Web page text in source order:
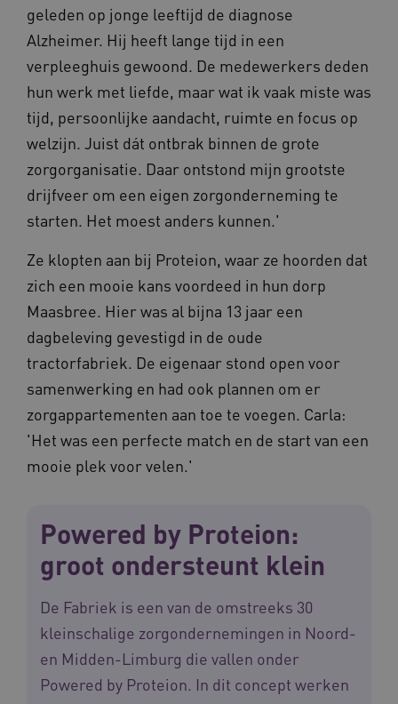
geleden op jonge leeftijd de diagnose
Alzheimer. Hij heeft lange tijd in een
verpleeghuis gewoond. De medewerkers deden
hun werk met liefde, maar wat ik vaak miste was
tijd, persoonlijke aandacht, ruimte en focus op
welzijn. Juist dát ontbrak binnen de grote
zorgorganisatie. Daar ontstond mijn grootste
drijfveer om een eigen zorgonderneming te
starten. Het moest anders kunnen.'
Ze klopten aan bij Proteion, waar ze hoorden dat
zich een mooie kans voordeed in hun dorp
Maasbree. Hier was al bijna 13 jaar een
dagbeleving gevestigd in de oude
tractorfabriek. De eigenaar stond open voor
samenwerking en had ook plannen om er
zorgappartementen aan toe te voegen. Carla:
'Het was een perfecte match en de start van een
mooie plek voor velen.'
Powered by Proteion:
groot ondersteunt klein
De Fabriek is een van de omstreeks 30
kleinschalige zorgondernemingen in Noord-
en Midden-Limburg die vallen onder
Powered by Proteion. In dit concept werken
AWSALBCORS
Amazon.com Inc.
vilans.blueconic.net
Domein
_ga
.waardigheidentrots.nl
Naam Provider/Domein
.waardigheidentrots.nl
AWSALB
Amazon.com Inc.